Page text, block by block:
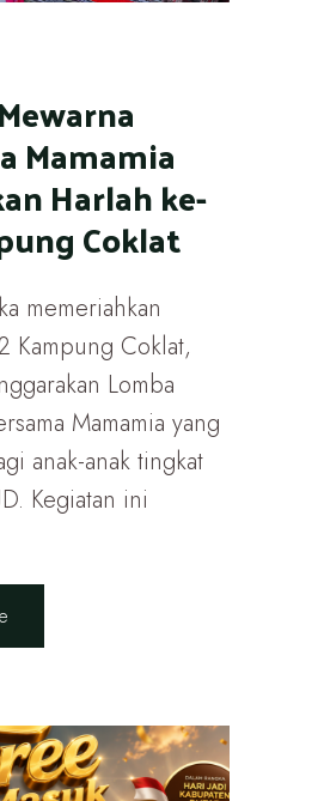
Mamamia
Harlah ke-
Coklat
memeriahkan
Kampung Coklat,
Lomba
Mamamia yang
anak-anak tingkat
Kegiatan ini